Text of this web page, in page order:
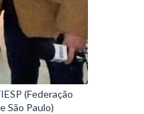
(Federação
São Paulo)